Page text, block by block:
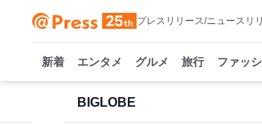
プレスリリース/ニュースリ
新着 エンタメ グルメ 旅行 ファッ
BIGLOBE